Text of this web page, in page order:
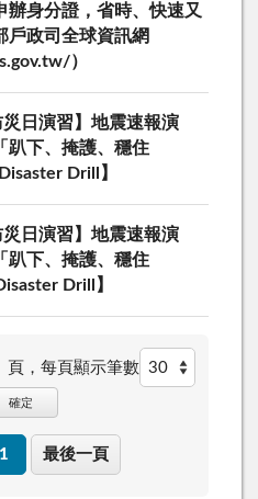
辦身分證，省時、快速又
戶政司全球資訊網
）
災日演習】地震速報演
趴下、掩護、穩住
Drill】
災日演習】地震速報演
趴下、掩護、穩住
Drill】
頁， 每頁顯示筆數
確定
1 最後一頁